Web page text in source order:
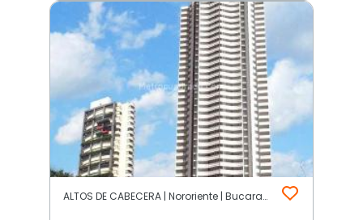
ALTOS DE CABECERA | Nororiente | Bucaramanga